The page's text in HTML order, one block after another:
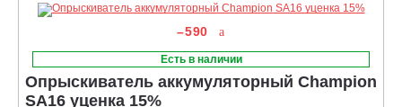
–590
Есть в наличии
Опрыскиватель аккумуляторный Champion
SA16 уценка 15%